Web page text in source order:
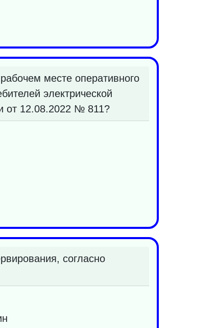
месте оперативного
электрической
от 12.08.2022 № 811?
согласно